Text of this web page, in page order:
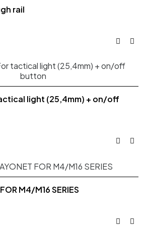
rail
 
light (25,4mm) + on/off
 
M4/M16 SERIES
 